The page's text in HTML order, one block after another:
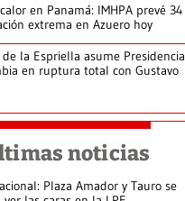
en Panamá: IMHPA prevé 34
extrema en Azuero hoy
la Espriella asume Presidencia
en ruptura total con Gustavo
noticias
Plaza Amador y Tauro se